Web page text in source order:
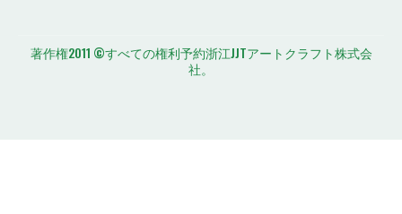
著作権2011 ©すべての権利予約浙江JJTアートクラフト株式会
社。